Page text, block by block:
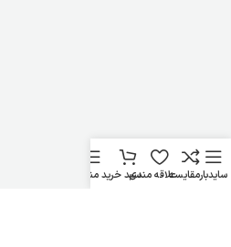
سایدبارمقایسهعلاقه مندیسبد خریدمنو